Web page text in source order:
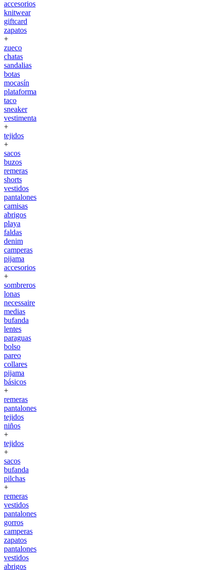
accesorios
knitwear
giftcard
zapatos
+
zueco
chatas
sandalias
botas
mocasín
plataforma
taco
sneaker
vestimenta
+
tejidos
+
sacos
buzos
remeras
shorts
vestidos
pantalones
camisas
abrigos
playa
faldas
denim
camperas
pijama
accesorios
+
sombreros
lonas
necessaire
medias
bufanda
lentes
paraguas
bolso
pareo
collares
pijama
básicos
+
remeras
pantalones
tejidos
niños
+
tejidos
+
sacos
bufanda
pilchas
+
remeras
vestidos
pantalones
gorros
camperas
zapatos
pantalones
vestidos
abrigos